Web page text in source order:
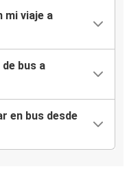
mi viaje a
bus a
en bus desde